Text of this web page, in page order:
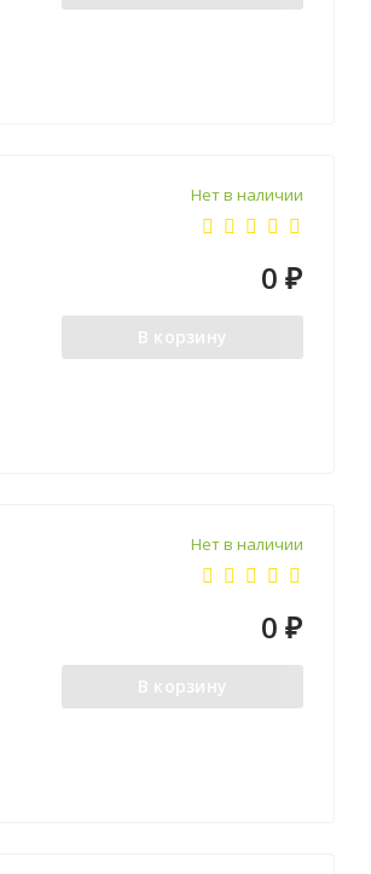
Нет в наличии
0 ₽
В корзину
Нет в наличии
0 ₽
В корзину